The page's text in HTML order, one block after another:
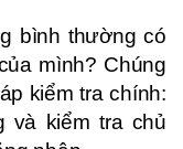
bình thường có
mình? Chúng
kiểm tra chính:
và kiểm tra chủ